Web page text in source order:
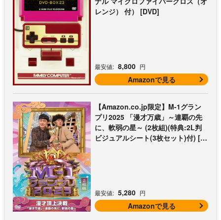
レンジ） 付） [DVD]
最安値: 8,800 円
Amazonで見る
【Amazon.co.jp限定】M-1グラン
プリ2025 「漫才万歳」～連覇の先
に、軟弱の星～ (2枚組)(特典:2L判
ビジュアルシート(3枚セット)付) [D
最安値: 5,280 円
Amazonで見る